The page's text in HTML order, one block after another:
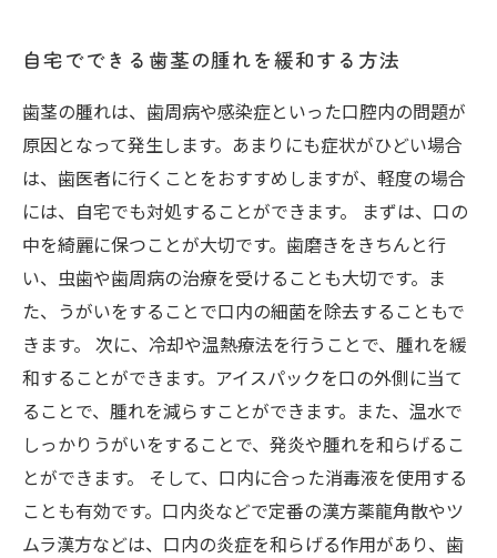
自宅でできる歯茎の腫れを緩和する方法
歯茎の腫れは、歯周病や感染症といった口腔内の問題が
原因となって発生します。あまりにも症状がひどい場合
は、歯医者に行くことをおすすめしますが、軽度の場合
には、自宅でも対処することができます。 まずは、口の
中を綺麗に保つことが大切です。歯磨きをきちんと行
い、虫歯や歯周病の治療を受けることも大切です。ま
た、うがいをすることで口内の細菌を除去することもで
きます。 次に、冷却や温熱療法を行うことで、腫れを緩
和することができます。アイスパックを口の外側に当て
ることで、腫れを減らすことができます。また、温水で
しっかりうがいをすることで、発炎や腫れを和らげるこ
とができます。 そして、口内に合った消毒液を使用する
ことも有効です。口内炎などで定番の漢方薬龍角散やツ
ムラ漢方などは、口内の炎症を和らげる作用があり、歯